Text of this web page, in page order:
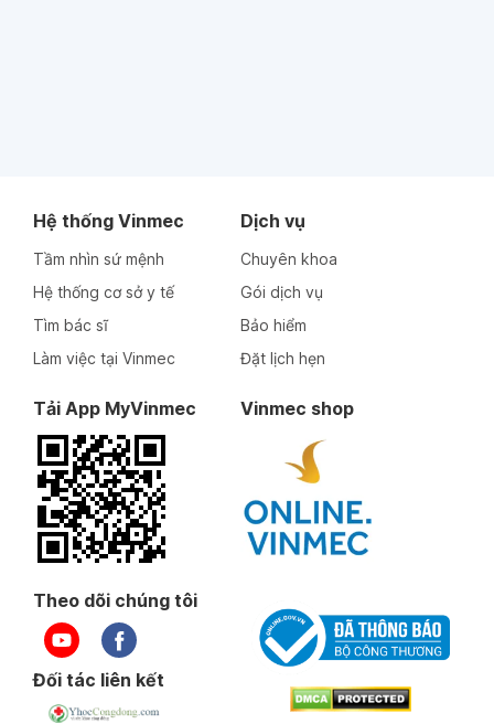
Hệ thống Vinmec
Tầm nhìn sứ mệnh
Hệ thống cơ sở y tế
Tìm bác sĩ
Làm việc tại Vinmec
Dịch vụ
Chuyên khoa
Gói dịch vụ
Bảo hiểm
Đặt lịch hẹn
Tải App MyVinmec Vinmec shop
Theo dõi chúng tôi
Đối tác liên kết